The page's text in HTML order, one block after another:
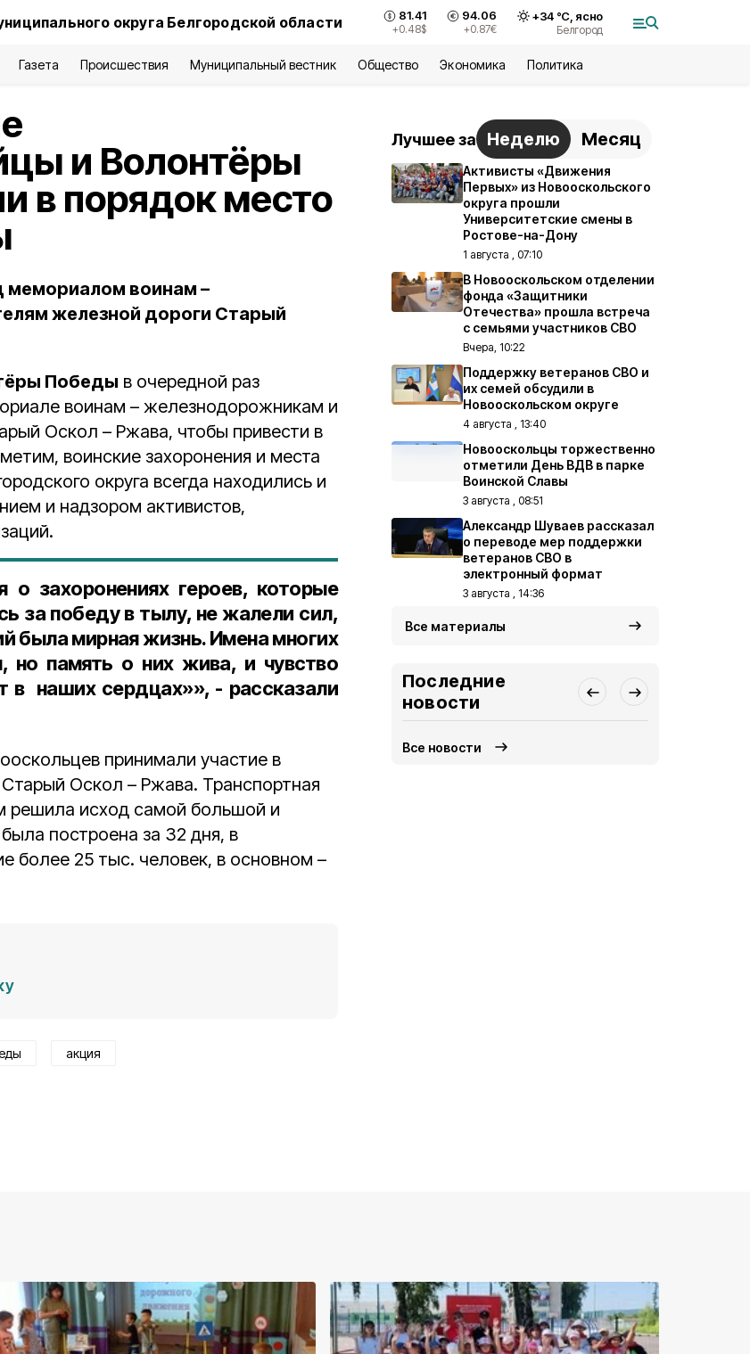
округа Белгородской области 81.41
+0.48$
94.06
+0.87€
+34°С, ясно
Белгород
Газета Происшествия Муниципальный вестник Общество Экономика Политика
и Волонтёры
в порядок место
мемориалом воинам –
железной дороги Старый
Победы в очередной раз
воинам – железнодорожникам и
Оскол – Ржава, чтобы привести в
воинские захоронения и места
округа всегда находились и
и надзором активистов,
захоронениях героев, которые
за победу в тылу, не жалели сил,
была мирная жизнь. Имена многих
но память о них жива, и чувство
в наших сердцах»», - рассказали
принимали участие в
Оскол – Ржава. Транспортная
решила исход самой большой и
построена за 32 дня, в
более 25 тыс. человек, в основном –
акция
Лучшее за Неделю Месяц
Активисты «Движения
Первых» из Новооскольского
округа прошли
Университетские смены в
Ростове-на-Дону
1 августа , 07:10
В Новооскольском отделении
фонда «Защитники
Отечества» прошла встреча
с семьями участников СВО
Вчера, 10:22
Поддержку ветеранов СВО и
их семей обсудили в
Новооскольском округе
4 августа , 13:40
Новооскольцы торжественно
отметили День ВДВ в парке
Воинской Славы
3 августа , 08:51
Александр Шуваев рассказал
о переводе мер поддержки
ветеранов СВО в
электронный формат
3 августа , 14:36
Все материалы
Последние
новости
Все новости